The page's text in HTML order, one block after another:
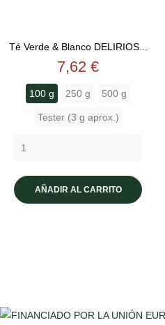
Té Verde & Blanco DELIRIOS...
Precio
7,62 €
100 g 250 g 500 g
Tester (3 g aprox.)
AÑADIR AL CARRITO